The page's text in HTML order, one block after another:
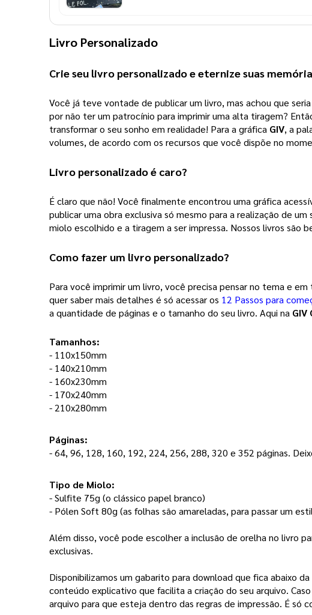
Livro Personalizado
Crie seu livro personalizado e eternize suas
Você já teve vontade de publicar um livro, mas achou que
por não ter um patrocínio para imprimir uma alta tiragem?
transformar o seu sonho em realidade! Para a gráfica GIV, a
volumes, de acordo com os recursos que você dispõe no
Livro personalizado é caro?
É claro que não! Você finalmente encontrou uma gráfica
publicar uma obra exclusiva só mesmo para a realização de um
miolo escolhido e a tiragem a ser impressa. Nossos livros são
Como fazer um livro personalizado?
Para você imprimir um livro, você precisa pensar no tema e
quer saber mais detalhes é só acessar os 12 Passos para
a quantidade de páginas e o tamanho do seu livro. Aqui na GIV
Tamanhos:
- 110x150mm
- 140x210mm
- 160x230mm
- 170x240mm
- 210x280mm
Páginas:
- 64, 96, 128, 160, 192, 224, 256, 288, 320 e 352 páginas.
Tipo de Miolo:
- Sulfite 75g (o clássico papel branco)
- Pólen Soft 80g (as folhas são amareladas, para passar um
Além disso, você pode escolher a inclusão de orelha no livro
exclusivas.
Disponibilizamos um gabarito para download que fica abaixo
conteúdo explicativo que facilita a criação do seu arquivo.
arquivo para que esteja dentro das regras de impressão. É só